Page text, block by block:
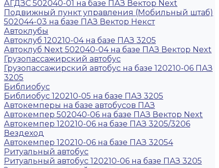
АГДЗС 502040-01 на базе ПАЗ Вектор Next
Подвижный пункт управления (Мобильный штаб)
502044-03 на базе ПАЗ Вектор Некст
Автоклубы
Автоклуб 120210-04 на базе ПАЗ 3205
Автоклуб Next 502040-04 на базе ПАЗ Вектор Next
Грузопассажирский автобус
Грузопассажирский автобус на базе 120210-06 ПАЗ
3205
Библиобус
Библиобус 120210-05 на базе ПАЗ 3205
Автокемперы на базе автобусов ПАЗ
Автокемпер 502040-06 на базе ПАЗ Вектор Next
Автокемпер 120210-06 на базе ПАЗ 3205/3206
Вездеход
Автокемпер 120210-06 на базе ПАЗ 32054
Ритуальный автобус
Ритуальный автобус 120210-06 на базе ПАЗ 3205